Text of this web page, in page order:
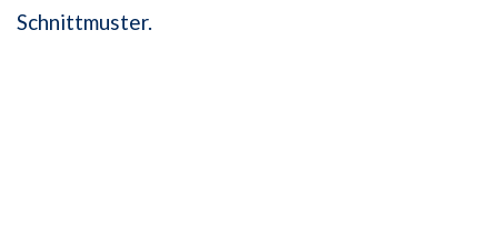
Schnittmuster.